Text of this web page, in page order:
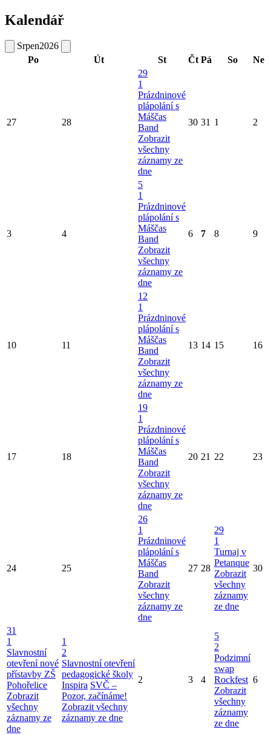
Kalendář
Srpen2026
Po
Út St Čt Pá So Ne
27 28
29
1
Prázdninové
plápolání s
Máščas
Band
Zobrazit
všechny
záznamy ze
dne
30 31 1 2
3 4
5
1
Prázdninové
plápolání s
Máščas
Band
Zobrazit
všechny
záznamy ze
dne
6 7 8 9
10 11
12
1
Prázdninové
plápolání s
Máščas
Band
Zobrazit
všechny
záznamy ze
dne
13 14 15 16
17 18
19
1
Prázdninové
plápolání s
Máščas
Band
Zobrazit
všechny
záznamy ze
dne
20 21 22 23
24 25
26
1
Prázdninové
plápolání s
Máščas
Band
Zobrazit
všechny
záznamy ze
dne
27 28
29
1
Turnaj v
Petanque
Zobrazit
všechny
záznamy
ze dne
30
31
1
Slavnostní
otevření nové
přístavby ZŠ
Pohořelice
Zobrazit
všechny
záznamy ze
dne
1
2
Slavnostní otevření
pedagogické školy
Inspira SVČ –
Pozor, začínáme!
Zobrazit všechny
záznamy ze dne
2 3 4
5
2
Podzimní
swap
Rockfest
Zobrazit
všechny
záznamy
ze dne
6